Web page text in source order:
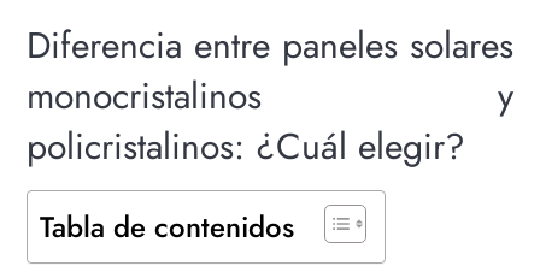
Diferencia entre paneles solares
monocristalinos y
policristalinos: ¿Cuál elegir?
Tabla de contenidos